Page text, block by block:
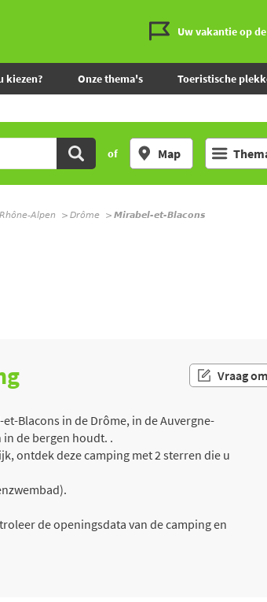
Uw vakantie op
kiezen? Onze thema's Toeristische
of Map
Alpen Drôme Mirabel-et-Blacons
Vraag
et-Blacons in de Drôme, in de Auvergne-
in de bergen houdt. .
ontdek deze camping met 2 sterren die u
de openingsdata van de camping en